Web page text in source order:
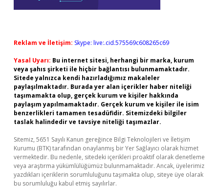
Reklam ve İletişim: Skype: live:.cid.575569c608265c69
Yasal Uyarı: Bu internet sitesi, herhangi bir marka, kurum
veya şahıs şirketi ile hiçbir bağlantısı bulunmamaktadır.
Sitede yalnızca kendi hazırladığımız makaleler
paylaşılmaktadır. Burada yer alan içerikler haber niteliği
taşımamakta olup, gerçek kurum ve kişiler hakkında
paylaşım yapılmamaktadır. Gerçek kurum ve kişiler ile isim
benzerlikleri tamamen tesadüfidir. Sitemizdeki bilgiler
taslak halindedir ve tavsiye niteliği taşımazlar.
Sitemiz, 5651 Sayılı Kanun gereğince Bilgi Teknolojileri ve İletişim
Kurumu (BTK) tarafından onaylanmış bir Yer Sağlayıcı olarak hizmet
vermektedir. Bu nedenle, sitedeki içerikleri proaktif olarak denetleme
veya araştırma yükümlülüğümüz bulunmamaktadır. Ancak, üyelerimiz
yazdıkları içeriklerin sorumluluğunu taşımakta olup, siteye üye olarak
bu sorumluluğu kabul etmiş sayılırlar.